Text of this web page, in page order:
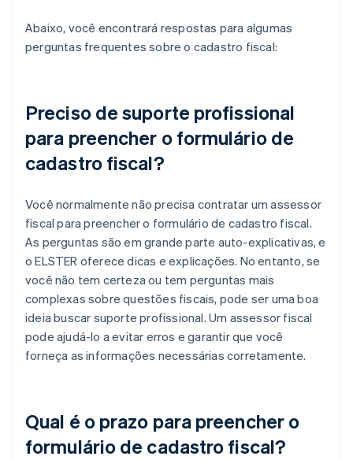
Abaixo, você encontrará respostas para algumas
perguntas frequentes sobre o cadastro fiscal:
Preciso de suporte profissional
para preencher o formulário de
cadastro fiscal?
Você normalmente não precisa contratar um assessor
fiscal para preencher o formulário de cadastro fiscal.
As perguntas são em grande parte auto-explicativas, e
o ELSTER oferece dicas e explicações. No entanto, se
você não tem certeza ou tem perguntas mais
complexas sobre questões fiscais, pode ser uma boa
ideia buscar suporte profissional. Um assessor fiscal
pode ajudá-lo a evitar erros e garantir que você
forneça as informações necessárias corretamente.
Qual é o prazo para preencher o
formulário de cadastro fiscal?